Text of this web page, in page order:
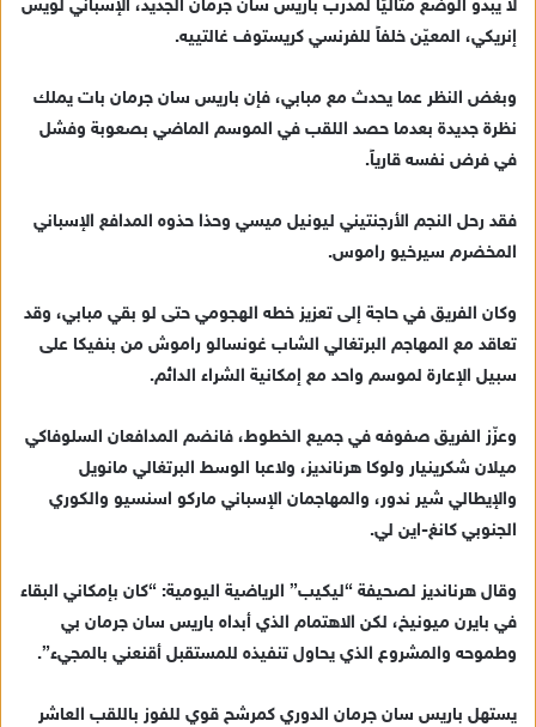
لا يبدو الوضع مثاليًا لمدرب باريس سان جرمان الجديد، الإسباني لويس
إنريكي، المعيّن خلفاً للفرنسي كريستوف غالتييه.
وبغض النظر عما يحدث مع مبابي، فإن باريس سان جرمان بات يملك
نظرة جديدة بعدما حصد اللقب في الموسم الماضي بصعوبة وفشل
في فرض نفسه قارياً.
فقد رحل النجم الأرجنتيني ليونيل ميسي وحذا حذوه المدافع الإسباني
المخضرم سيرخيو راموس.
وكان الفريق في حاجة إلى تعزيز خطه الهجومي حتى لو بقي مبابي، وقد
تعاقد مع المهاجم البرتغالي الشاب غونسالو راموش من بنفيكا على
سبيل الإعارة لموسم واحد مع إمكانية الشراء الدائم.
وعزّز الفريق صفوفه في جميع الخطوط، فانضم المدافعان السلوفاكي
ميلان شكرينيار ولوكا هرنانديز، ولاعبا الوسط البرتغالي مانويل
والإيطالي شير ندور، والمهاجمان الإسباني ماركو اسنسيو والكوري
الجنوبي كانغ-اين لي.
وقال هرنانديز لصحيفة “ليكيب” الرياضية اليومية: “كان بإمكاني البقاء
في بايرن ميونيخ، لكن الاهتمام الذي أبداه باريس سان جرمان بي
وطموحه والمشروع الذي يحاول تنفيذه للمستقبل أقنعني بالمجيء”.
يستهل باريس سان جرمان الدوري كمرشح قوي للفوز باللقب العاشر